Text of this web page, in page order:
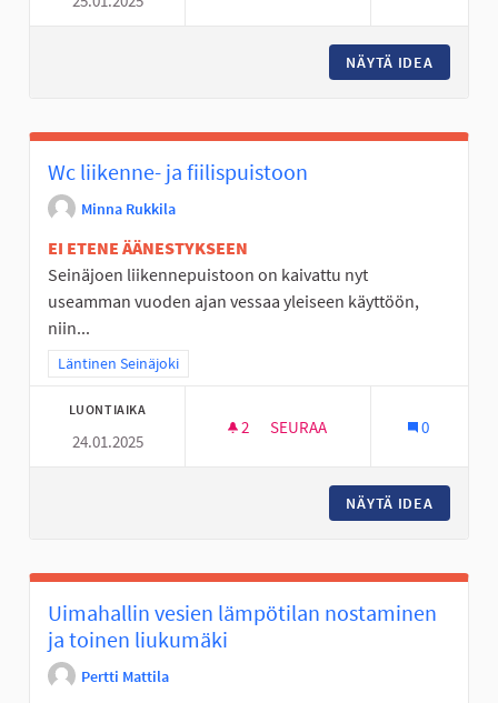
NÄYTÄ IDEA
Wc liikenne- ja fiilispuistoon
Minna Rukkila
EI ETENE ÄÄNESTYKSEEN
Seinäjoen liikennepuistoon on kaivattu nyt
useamman vuoden ajan vessaa yleiseen käyttöön,
niin...
Rajaa tulokset teeman mukaan: Läntinen Seinäjoki
Läntinen Seinäjoki
LUONTIAIKA
24.01.2025
2 2 SEURAAJAA
SEURAA 0
NÄYTÄ IDEA
Uimahallin vesien lämpötilan nostaminen
ja toinen liukumäki
Pertti Mattila